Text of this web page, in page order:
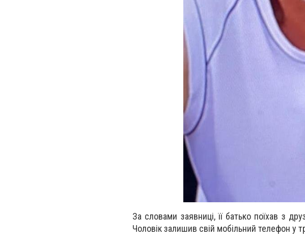
За словами заявниці, її батько поїхав з
Чоловік залишив свій мобільний телефон у